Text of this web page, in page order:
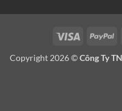
Visa
Copyright 2026 ©Công Ty